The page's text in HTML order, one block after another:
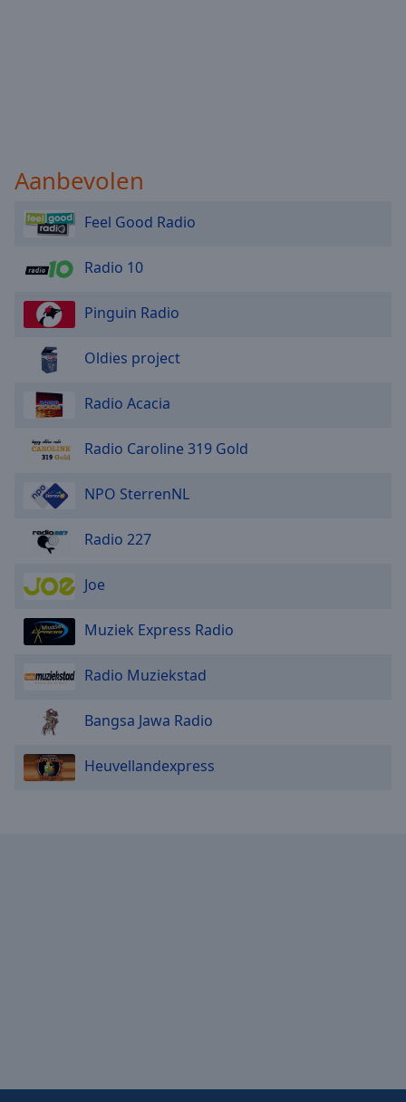
Aanbevolen
Feel Good Radio
Radio 10
Pinguin Radio
Oldies project
Radio Acacia
Radio Caroline 319 Gold
NPO SterrenNL
Radio 227
Joe
Muziek Express Radio
Radio Muziekstad
Bangsa Jawa Radio
Heuvellandexpress